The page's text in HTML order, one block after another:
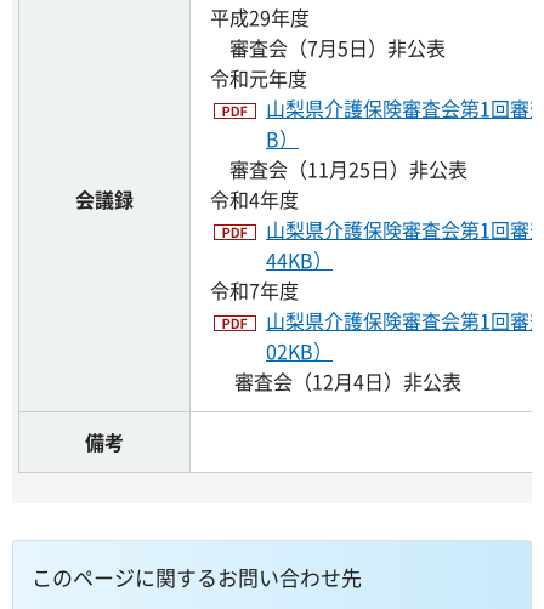
会議録
平成29年度
審査会（7月5日）非公表
令和元年度
山梨県介護保険審査会第1回審
B）
審査会（11月25日）非公表
令和4年度
山梨県介護保険審査会第1回審
44KB）
令和7年度
山梨県介護保険審査会第1回審
02KB）
審査会（12月4日）非公表
備考
このページに関するお問い合わせ先